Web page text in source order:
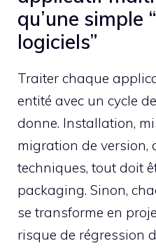
qu’une simple
logiciels”
Traiter chaque
entité avec un cycle
donne. Installation,
migration de version,
techniques, tout doit
packaging. Sinon,
se transforme en
risque de régression